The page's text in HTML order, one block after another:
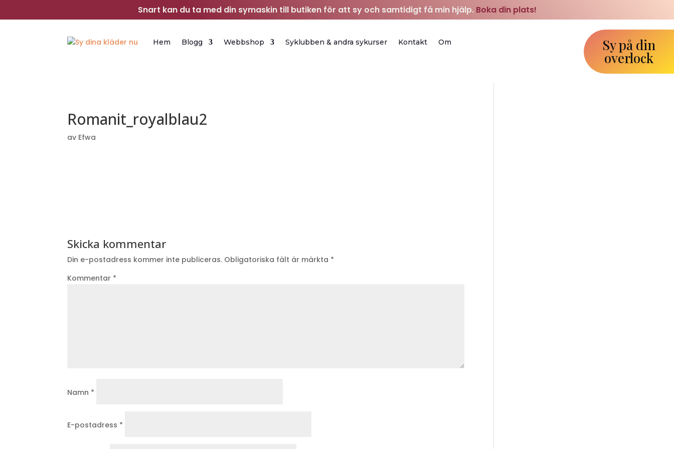
Snart kan du ta med din symaskin till butiken för att sy och samtidigt få min hjälp. Boka din plats!
Hem Blogg Webbshop Syklubben & andra sykurser Kontakt Om Sy på din
overlock
Romanit_royalblau2
av Efwa
Skicka kommentar
Din e-postadress kommer inte publiceras. Obligatoriska fält är märkta *
Kommentar *
Namn *
E-postadress *